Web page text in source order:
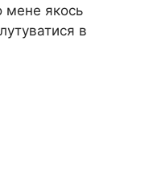
мене якось
в